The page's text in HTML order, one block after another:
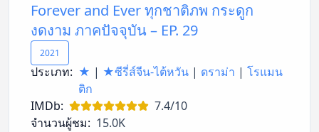
Forever and Ever ทุกชาติภพ กระดูก
งดงาม ภาคปัจจุบัน – EP. 29
2021
ประเภท: ★ | ★ซีรี่ส์จีน-ไต้หวัน | ดราม่า | โรแมน
ติก
IMDb:
7.4/10
จำนวนผู้ชม: 15.0K